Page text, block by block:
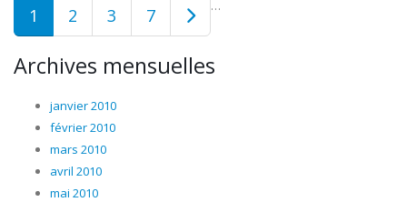
1 2 3 …
7
Archives mensuelles
janvier 2010
février 2010
mars 2010
avril 2010
mai 2010